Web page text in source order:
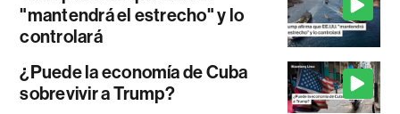
"mantendrá el estrecho" y lo
controlará
¿Puede la economía de Cuba
sobrevivir a Trump?